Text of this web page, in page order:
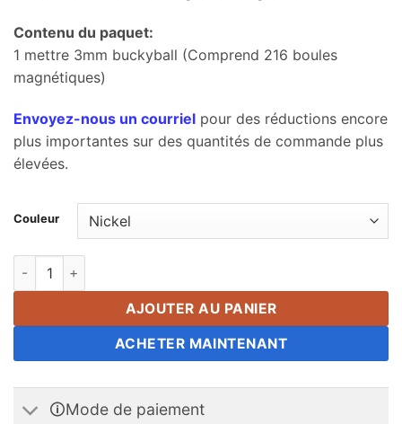
Contenu du paquet:
1 mettre 3mm buckyball (Comprend 216 boules
magnétiques)
Envoyez-nous un courriel pour des réductions encore
plus importantes sur des quantités de commande plus
élevées.
Couleur
3mm Buckyballs Boules magnétiques Jouets Boules
AJOUTER AU PANIER
ACHETER MAINTENANT
🛈Mode de paiement